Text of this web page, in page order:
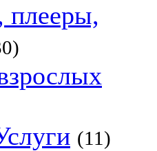
плееры,
(11)